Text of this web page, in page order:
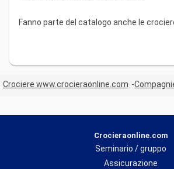
Fanno parte del catalogo anche le
Crociere www.crocieraonline.com
Crocieraonline.com
Seminario / gruppo
Assicurazione